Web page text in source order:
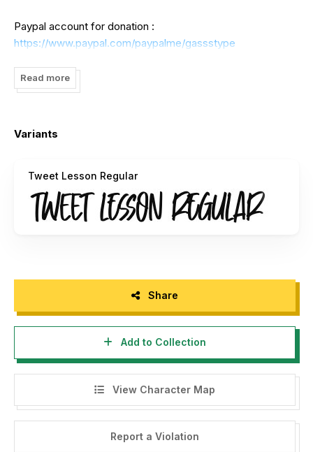
Paypal account for donation :
https://www.paypal.com/paypalme/gassstype
Link to purchase full version and standart license:
https://gassstype.com/tweet-lesson/
all forms of use of fonts without buying a
license first must comply with our terms of completing
Caution : Be very careful and take the time to read any
terms & conditions before deciding
to use the font commercially. Ignorance is not an excuse
for breaking the law.
By installing or using this font, you are hereby agree to this
Font Usage Agreement:
1. This font is ONLY FOR PERSONAL USE purposes.
Read more
Variants
Tweet Lesson Regular
Share
Add to Collection
View Character Map
Report a Violation